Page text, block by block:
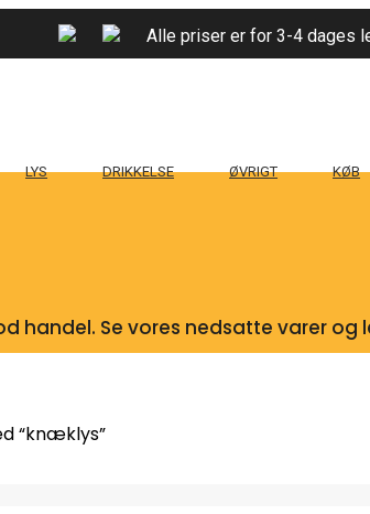
Alle priser er for 3-4 dages
LYS DRIKKELSE ØVRIGT KØB
handel. Se vores nedsatte varer
“knæklys”